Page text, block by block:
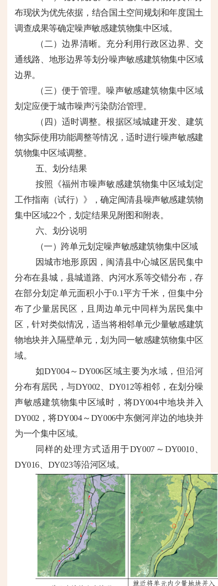
布现状为优先依据，结合国土空间规划和年度国土
调查成果等确定噪声敏感建筑物集中区域。
（二）边界清晰。 充分利用行政区边界、交
通线路、地形边界等划分噪声敏感建筑物集中区域
边界。
（三）便于管理。 噪声敏感建筑物集中区域
划定应便于城市噪声污染防治管理。
（四）适时调整。根据区域城建开发、建筑
物实际使用功能调整等情况，适时进行噪声敏感建
筑物集中区域调整。
五、划分结果
按照《福州市噪声敏感建筑物集中区域划定
工作指南（试行）》，确定闽清县噪声敏感建筑物
集中区域22个，划定结果见附图和附表。
六、划分说明
（一）跨单元划定噪声敏感建筑物集中区域
因城市地形原因，闽清县中心城区居民集中
分布在县城，县城道路、内河水系等交错分布，存
在部分划定单元面积小于0.1平方千米，但集中分
布了少量居民区，且周边单元中同样为居民集中
区，针对类似情况，适当将相邻单元少量敏感建筑
物地块并入隔壁单元，划为同一敏感建筑物集中区
域。
如DY004～DY006区域主要为水域，但沿河
分布有居民，与DY002、DY012等相邻，在划分噪
声敏感建筑物集中区域时，将DY004中地块并入
DY002，将DY004～DY006中东侧河岸边的地块并
为一个集中区域。
同样的处理方式适用于DY007～DY0010、
DY016、DY023等沿河区域。